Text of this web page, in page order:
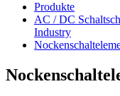
Produkte
AC / DC
Industry